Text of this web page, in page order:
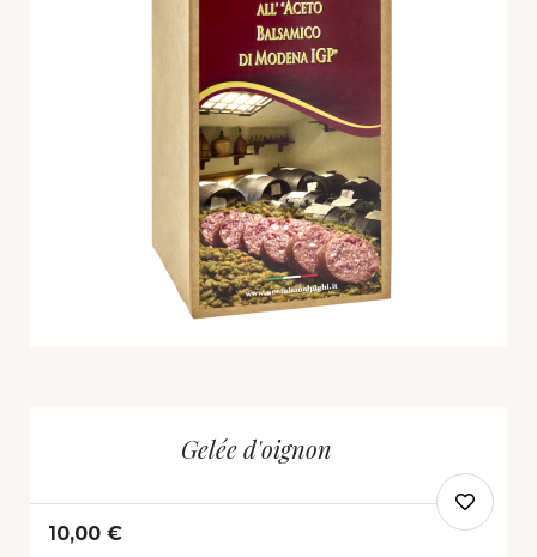
Gelée d'oignon
10,00 €